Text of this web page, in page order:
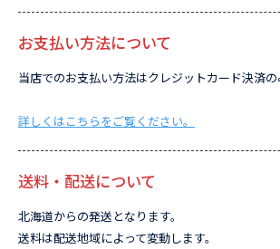
お支払い方法について
当店でのお支払い方法はクレジットカード決済の
詳しくはこちらをご覧ください。
送料・配送について
北海道からの発送となります。
送料は配送地域によって変動します。